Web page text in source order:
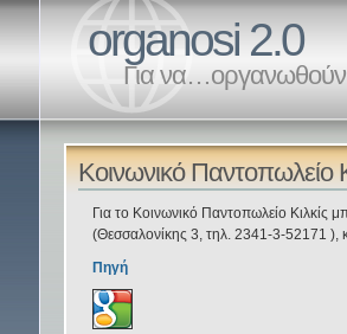
organosi 2.0
Για να…οργανωθούν
Κοινωνικό Παντοπωλείο
Για το Κοινωνικό Παντοπωλείο Κιλκίς
(Θεσσαλονίκης 3, τηλ. 2341-3-52171 ),
Πηγή